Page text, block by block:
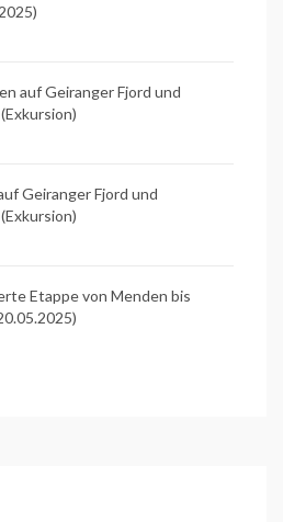
aufGeiranger Fjord und
Geiranger Fjord und
Etappe von Menden bis